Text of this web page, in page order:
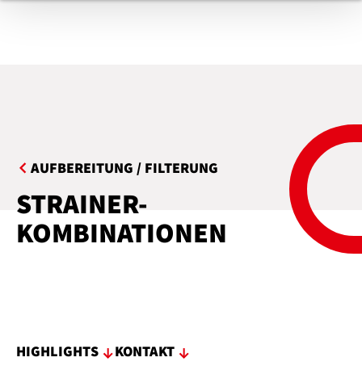
AUFBEREITUNG / FILTERUNG
STRAINER-
KOMBINATIONEN
HIGHLIGHTS KONTAKT